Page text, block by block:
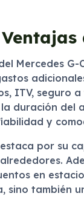
Ventajas
Mercedes
ITV, seguro
duración del
y
por su
en
sino también